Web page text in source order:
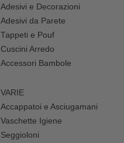
Adesivi e Decorazioni
Adesivi da Parete
Tappeti e Pouf
Cuscini Arredo
Accessori Bambole
VARIE
Accappatoi e Asciugamani
Vaschette Igiene
Seggioloni